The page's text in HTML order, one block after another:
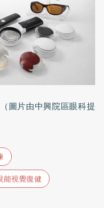
圖片由中興院區眼科提
能視覺復健